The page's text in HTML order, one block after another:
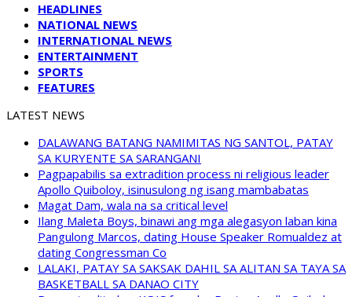
HEADLINES
NATIONAL NEWS
INTERNATIONAL NEWS
ENTERTAINMENT
SPORTS
FEATURES
LATEST NEWS
DALAWANG BATANG NAMIMITAS NG SANTOL, PATAY
SA KURYENTE SA SARANGANI
Pagpapabilis sa extradition process ni religious leader
Apollo Quiboloy, isinusulong ng isang mambabatas
Magat Dam, wala na sa critical level
Ilang Maleta Boys, binawi ang mga alegasyon laban kina
Pangulong Marcos, dating House Speaker Romualdez at
dating Congressman Co
LALAKI, PATAY SA SAKSAK DAHIL SA ALITAN SA TAYA SA
BASKETBALL SA DANAO CITY